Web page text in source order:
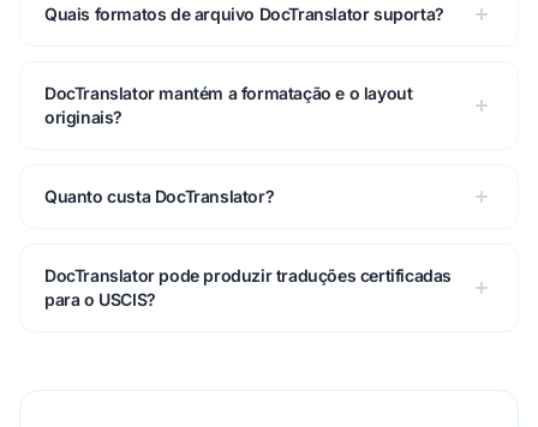
Quais formatos de arquivo DocTranslator suporta?
DocTranslator mantém a formatação e o layout
originais?
Quanto custa DocTranslator?
DocTranslator pode produzir traduções certificadas
para o USCIS?